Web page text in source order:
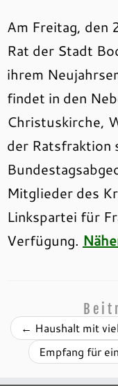
Am Freitag, den
Rat der Stadt
ihrem
findet in den
Christuskirche,
der Ratsfraktion
Mitglieder des
Linkspartei für
Verfügung.
← Haushalt mit
Empfang für